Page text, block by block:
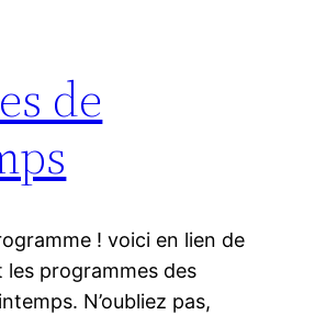
de
! voici en lien de
programmes des
N’oubliez pas,